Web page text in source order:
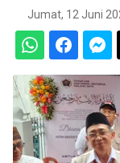
Jumat, 12 Juni